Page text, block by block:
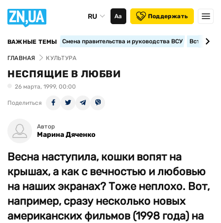
RU Аа Поддержать
ВАЖНЫЕ ТЕМЫ Смена правительства и руководства ВСУ
ГЛАВНАЯ КУЛЬТУРА
НЕСПЯЩИЕ В ЛЮБВИ
26 марта, 1999, 00:00
Поделиться
Автор
Марина Дяченко
Весна наступила, кошки вопят на
крышах, а как с вечностью и любовью
на наших экранах? Тоже неплохо. Вот,
например, сразу несколько новых
американских фильмов (1998 года) на